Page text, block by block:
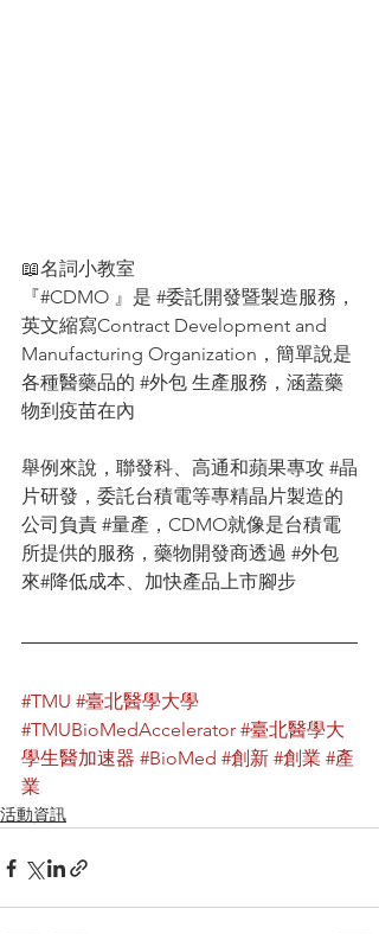
📖名詞小教室
『#CDMO 』是 #委託開發暨製造服務 ，
英文縮寫Contract Development and
Manufacturing Organization，簡單說是
各種醫藥品的 #外包 生產服務，涵蓋藥
物到疫苗在內
舉例來說，聯發科、高通和蘋果專攻 #晶
片研發 ，委託台積電等專精晶片製造的
公司負責 #量產 ，CDMO就像是台積電
所提供的服務，藥物開發商透過 #外包
來#降低成本、加快產品上市腳步
#TMU #臺北醫學大學
#TMUBioMedAccelerator #臺北醫學大
學生醫加速器 #BioMed #創新 #創業 #產
業
活動資訊